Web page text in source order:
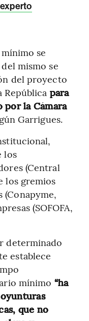
se
mismo se
del proyecto
para
la Cámara
Garrigues.
los
(Central
los gremios
(Conapyme,
(SOFOFA,
determinado
establece
mínimo “ha
que no